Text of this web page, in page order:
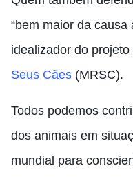
“bem maior da causa
idealizador do projeto
Seus Cães (MRSC).
Todos podemos
dos animais em
mundial para